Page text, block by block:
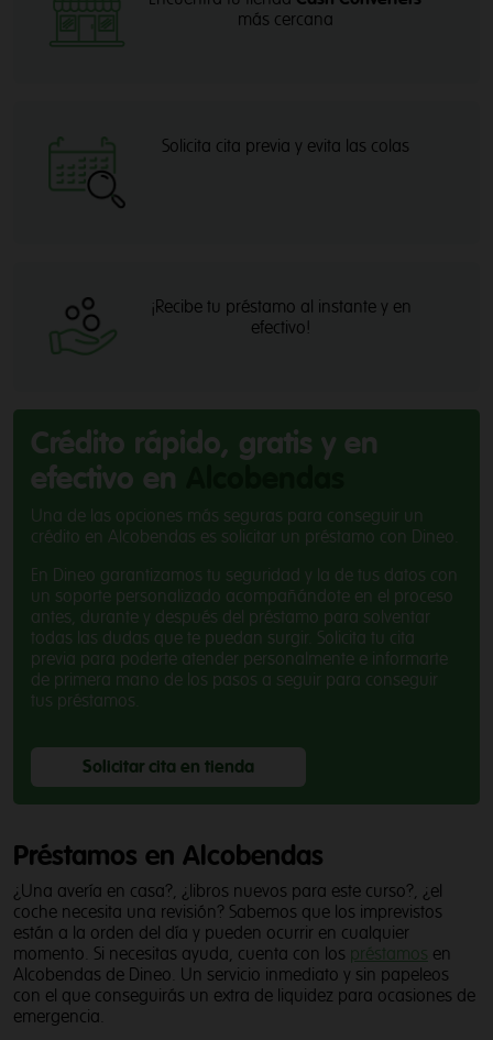
más cercana
Solicita cita previa y evita las colas
¡Recibe tu préstamo al instante y en
efectivo!
Crédito rápido, gratis y en
efectivo en
Una de las opciones más seguras para conseguir un
crédito en Alcobendas es solicitar un préstamo con Dineo.
En Dineo garantizamos tu seguridad y la de tus datos con
un soporte personalizado acompañándote en el proceso
antes, durante y después del préstamo para solventar
todas las dudas que te puedan surgir. Solicita tu cita
previa para poderte atender personalmente e informarte
de primera mano de los pasos a seguir para conseguir
tus préstamos.
Solicitar cita en tienda
Préstamos en Alcobendas
¿Una avería en casa?, ¿libros nuevos para este curso?, ¿el
coche necesita una revisión? Sabemos que los imprevistos
están a la orden del día y pueden ocurrir en cualquier
momento. Si necesitas ayuda, cuenta con los préstamos en
Alcobendas de Dineo. Un servicio inmediato y sin papeleos
con el que conseguirás un extra de liquidez para ocasiones de
emergencia.